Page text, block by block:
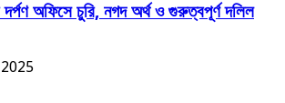
অফিসে চুরি, নগদ অর্থ ও গুরুত্বপূর্ণ দলিল